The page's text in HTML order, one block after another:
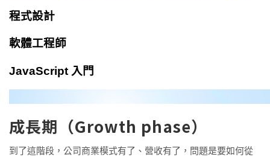
成長期（Growth phase）
到了這階段，公司商業模式有了、營收有了，問題是要如何從